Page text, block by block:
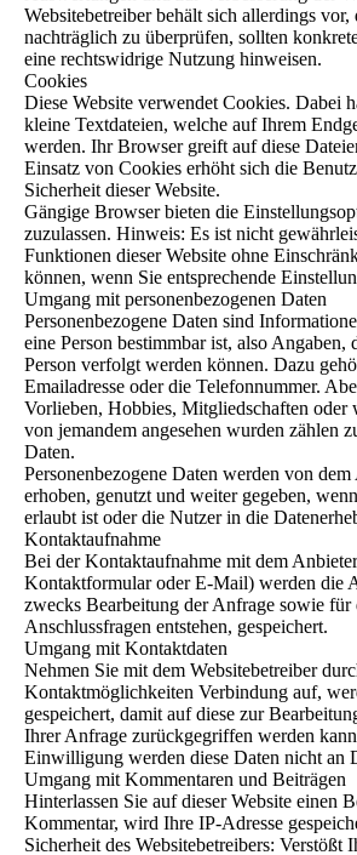
Websitebetreiber behält sich allerdings
nachträglich zu überprüfen, sollten
eine rechtswidrige Nutzung hinweisen.
Cookies
Diese Website verwendet Cookies. Dabei
kleine Textdateien, welche auf Ihrem
werden. Ihr Browser greift auf diese
Einsatz von Cookies erhöht sich die
Sicherheit dieser Website.
Gängige Browser bieten die
zuzulassen. Hinweis: Es ist nicht
Funktionen dieser Website ohne
können, wenn Sie entsprechende
Umgang mit personenbezogenen Daten
Personenbezogene Daten sind
eine Person bestimmbar ist, also Angaben,
Person verfolgt werden können. Dazu
Emailadresse oder die Telefonnummer.
Vorlieben, Hobbies, Mitgliedschaften oder
von jemandem angesehen wurden zählen
Daten.
Personenbezogene Daten werden von
erhoben, genutzt und weiter gegeben,
erlaubt ist oder die Nutzer in die
Kontaktaufnahme
Bei der Kontaktaufnahme mit dem
Kontaktformular oder E-Mail) werden die
zwecks Bearbeitung der Anfrage sowie für
Anschlussfragen entstehen, gespeichert.
Umgang mit Kontaktdaten
Nehmen Sie mit dem Websitebetreiber
Kontaktmöglichkeiten Verbindung auf,
gespeichert, damit auf diese zur
Ihrer Anfrage zurückgegriffen werden
Einwilligung werden diese Daten nicht an
Umgang mit Kommentaren und Beiträgen
Hinterlassen Sie auf dieser Website einen
Kommentar, wird Ihre IP-Adresse
Sicherheit des Websitebetreibers: Verstößt